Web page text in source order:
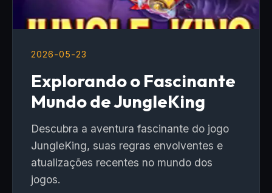
2026-05-23
Explorando o Fascinante
Mundo de JungleKing
Descubra a aventura fascinante do jogo
JungleKing, suas regras envolventes e
atualizações recentes no mundo dos
jogos.